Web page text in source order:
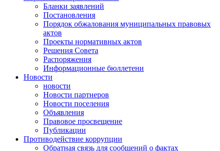
Бланки заявлений
Постановления
Порядок обжалования муниципальных правовых
актов
Проекты нормативных актов
Решения Совета
Распоряжения
Информационные бюллетени
Новости
новости
Новости партнеров
Новости поселения
Объявления
Правовое просвещение
Публикации
Противодействие коррупции
Обратная связь для сообщений о фактах